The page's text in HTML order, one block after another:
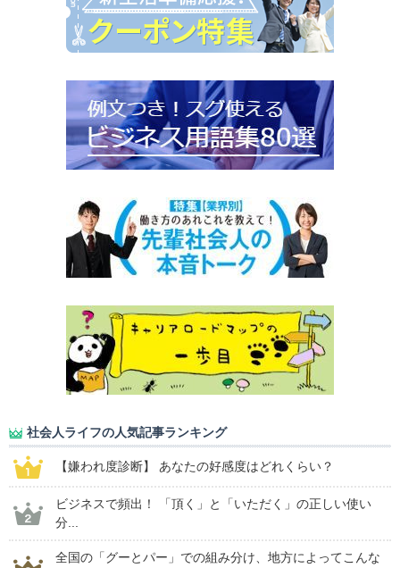
社会人ライフの人気記事ランキング
【嫌われ度診断】 あなたの好感度はどれくらい？
ビジネスで頻出！ 「頂く」と「いただく」の正しい使い
分...
全国の「グーとパー」での組み分け、地方によってこんな